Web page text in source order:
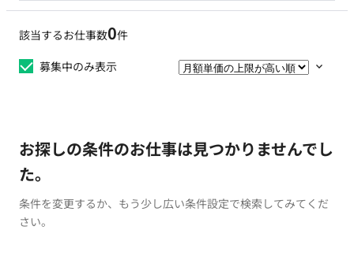
該当するお仕事数0件
募集中のみ表示
お探しの条件のお仕事は見つかりませんでし
た。
条件を変更するか、もう少し広い条件設定で検索してみてくだ
さい。